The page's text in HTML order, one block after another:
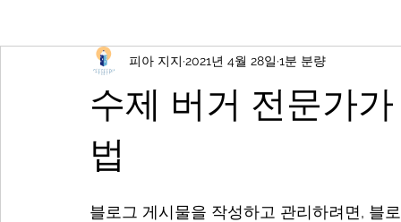
수제 버거 전문가
법
피아 지지 2021년 4월 28일 1분 분량
블로그 게시물을 작성하고 관리하려면, 블